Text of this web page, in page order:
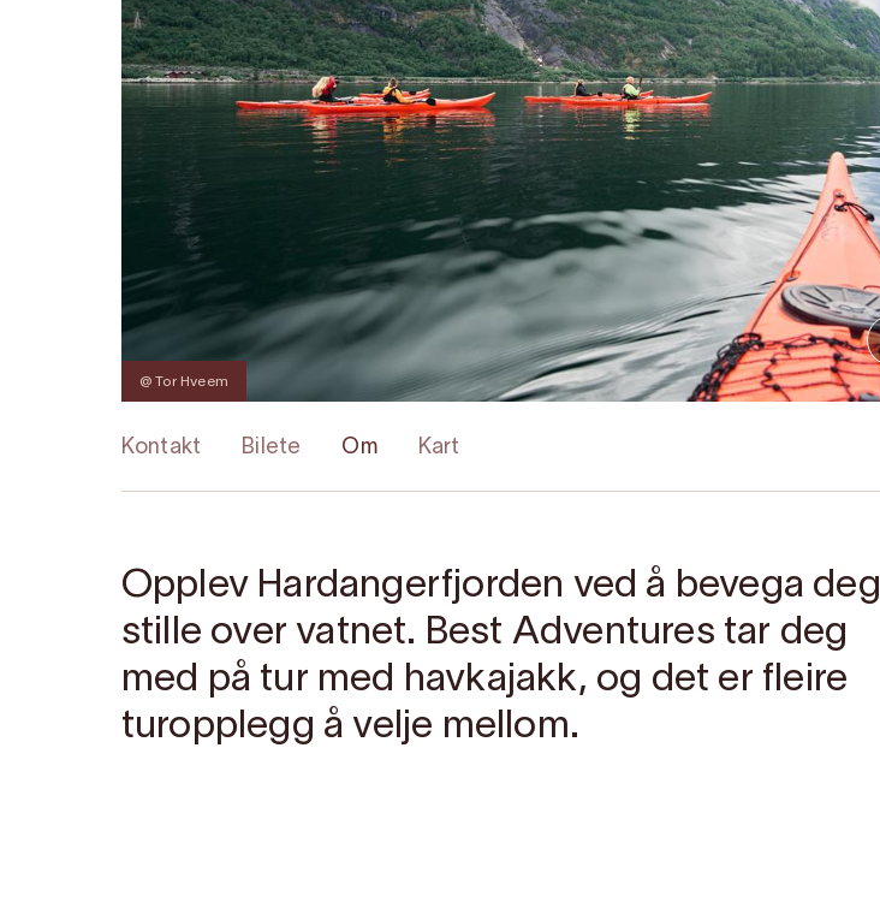
@ Tor Hveem
Kontakt Bilete Om Kart
Opplev Hardangerfjorden ved å bevega deg
stille over vatnet. Best Adventures tar deg
med på tur med havkajakk, og det er fleire
turopplegg å velje mellom.